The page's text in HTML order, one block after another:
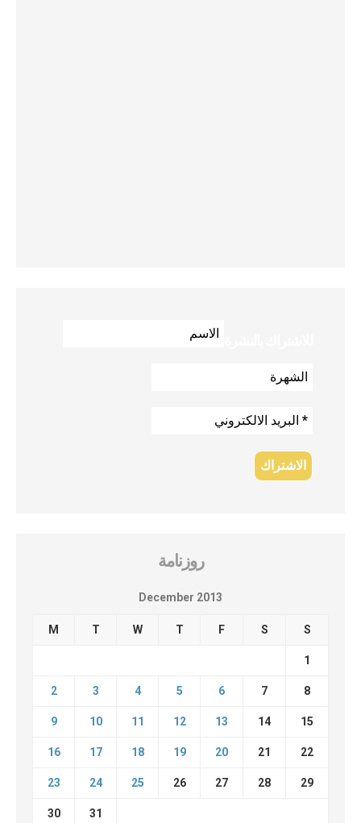
روزنامة
December 2013
M T W T F S S
1
2 3 4 5 6 7 8
9 10 11 12 13 14 15
16 17 18 19 20 21 22
23 24 25 26 27 28 29
30 31